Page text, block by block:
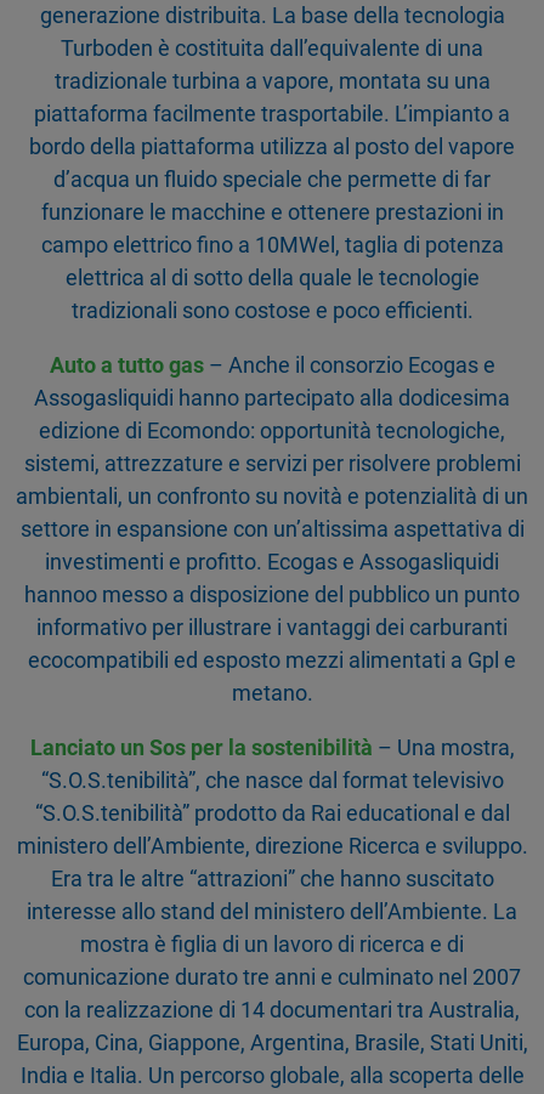
generazione distribuita. La base della tecnologia
Turboden è costituita dall’equivalente di una
tradizionale turbina a vapore, montata su una
piattaforma facilmente trasportabile. L’impianto a
bordo della piattaforma utilizza al posto del vapore
d’acqua un fluido speciale che permette di far
funzionare le macchine e ottenere prestazioni in
campo elettrico fino a 10MWel, taglia di potenza
elettrica al di sotto della quale le tecnologie
tradizionali sono costose e poco efficienti.
Auto a tutto gas – Anche il consorzio Ecogas e
Assogasliquidi hanno partecipato alla dodicesima
edizione di Ecomondo: opportunità tecnologiche,
sistemi, attrezzature e servizi per risolvere problemi
ambientali, un confronto su novità e potenzialità di un
settore in espansione con un’altissima aspettativa di
investimenti e profitto. Ecogas e Assogasliquidi
hannoo messo a disposizione del pubblico un punto
informativo per illustrare i vantaggi dei carburanti
ecocompatibili ed esposto mezzi alimentati a Gpl e
metano.
Lanciato un Sos per la sostenibilità – Una mostra,
“S.O.S.tenibilità”, che nasce dal format televisivo
“S.O.S.tenibilità” prodotto da Rai educational e dal
ministero dell’Ambiente, direzione Ricerca e sviluppo.
Era tra le altre “attrazioni” che hanno suscitato
interesse allo stand del ministero dell’Ambiente. La
mostra è figlia di un lavoro di ricerca e di
comunicazione durato tre anni e culminato nel 2007
con la realizzazione di 14 documentari tra Australia,
Europa, Cina, Giappone, Argentina, Brasile, Stati Uniti,
India e Italia. Un percorso globale, alla scoperta delle